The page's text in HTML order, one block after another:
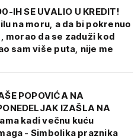
IH SE UVALIO U KREDIT!
na moru, a da bi pokrenuo
morao da se zaduži kod
sam više puta, nije me
POPOVIĆA NA
IZAŠLA NA
kadi večnu kuću
- Simbolika praznika